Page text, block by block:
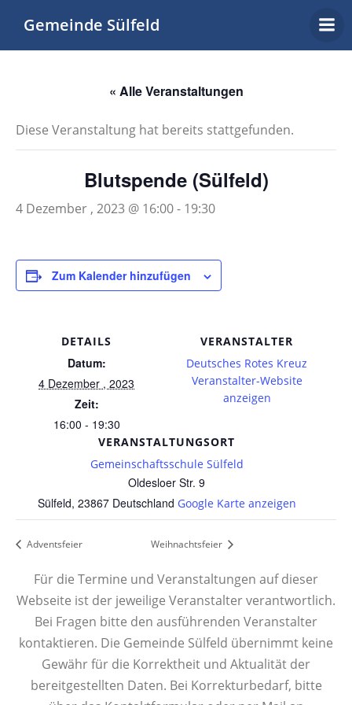
springen
Gemeinde Sülfeld
« Alle Veranstaltungen
Diese Veranstaltung hat bereits stattgefunden.
Blutspende (Sülfeld)
4 Dezember , 2023 @ 16:00- 19:30
Zum Kalender hinzufügen
DETAILS
Datum:
4 Dezember , 2023
Zeit:
16:00 - 19:30
VERANSTALTUNGSORT
Gemeinschaftsschule Sülfeld
Oldesloer Str. 9
Sülfeld, 23867 Deutschland Google Karte anzeigen
VERANSTALTER
Deutsches Rotes Kreuz
Veranstalter-Website
anzeigen
Adventsfeier Weihnachtsfeier
Für die Termine und Veranstaltungen auf dieser
Webseite ist der jeweilige Veranstalter verantwortlich.
Bei Fragen bitte den ausführenden Veranstalter
kontaktieren. Die Gemeinde Sülfeld übernimmt keine
Gewähr für die Korrektheit und Aktualität der
bereitgestellten Daten. Bei Korrekturbedarf, bitte